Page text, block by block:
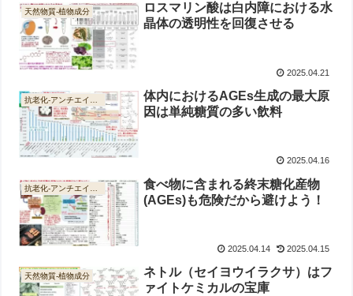
天然物質-植物成分
ロスマリン酸は白内障における水
晶体の透明性を回復させる
2025.04.21
体内におけるAGEs生成の最大原
因は単純糖質の多い飲料
2025.04.16
食べ物に含まれる終末糖化産物
(AGEs)も危険だから避けよう！
2025.04.14 2025.04.15
天然物質-植物成分
ネトル（セイヨウイラクサ）はフ
ァイトケミカルの宝庫